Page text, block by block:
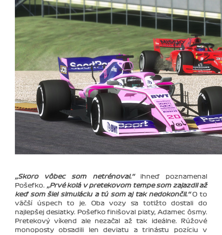
‚‚Skoro vôbec som netrénoval.‘‘ihneď poznamenal
Pošefko. ‚‚Prvé kolá v pretekovom tempe som zajazdil až
keď som šiel simuláciu a tú som aj tak nedokončil.‘‘O to
väčší úspech to je. Oba vozy sa totižto dostali do
najlepšej desiatky. Pošefko finišoval piaty, Adamec ôsmy.
Pretekový víkend ale nezačal až tak ideálne. Rúžové
monoposty obsadili len deviatu a trinástu pozíciu v